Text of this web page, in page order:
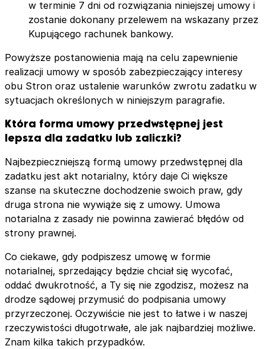
w terminie 7 dni od rozwiązania niniejszej umowy i
zostanie dokonany przelewem na wskazany przez
Kupującego rachunek bankowy.
Powyższe postanowienia mają na celu zapewnienie
realizacji umowy w sposób zabezpieczający interesy
obu Stron oraz ustalenie warunków zwrotu zadatku w
sytuacjach określonych w niniejszym paragrafie.
Która forma umowy przedwstępnej jest
lepsza dla zadatku lub zaliczki?
Najbezpieczniejszą formą umowy przedwstępnej dla
zadatku jest akt notarialny, który daje Ci większe
szanse na skuteczne dochodzenie swoich praw, gdy
druga strona nie wywiąże się z umowy. Umowa
notarialna z zasady nie powinna zawierać błędów od
strony prawnej.
Co ciekawe, gdy podpiszesz umowę w formie
notarialnej, sprzedający będzie chciał się wycofać,
oddać dwukrotność, a Ty się nie zgodzisz, możesz na
drodze sądowej przymusić do podpisania umowy
przyrzeczonej. Oczywiście nie jest to łatwe i w naszej
rzeczywistości długotrwałe, ale jak najbardziej możliwe.
Znam kilka takich przypadków.